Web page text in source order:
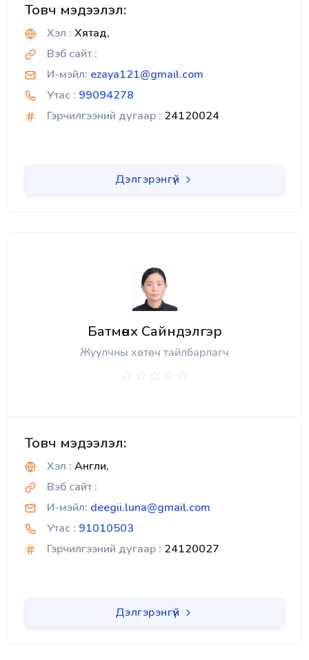
Товч мэдээлэл:
Хэл : Хятад,
Вэб сайт :
И-мэйл: ezaya121@gmail.com
Утас : 99094278
Гэрчилгээний дугаар : 24120024
Дэлгэрэнгүй
Батмөнх Сайндэлгэр
Жуулчны хөтөч тайлбарлагч
Товч мэдээлэл:
Хэл : Англи,
Вэб сайт :
И-мэйл: deegii.luna@gmail.com
Утас : 91010503
Гэрчилгээний дугаар : 24120027
Дэлгэрэнгүй